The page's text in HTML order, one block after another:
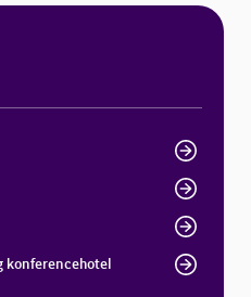
konferencehotel